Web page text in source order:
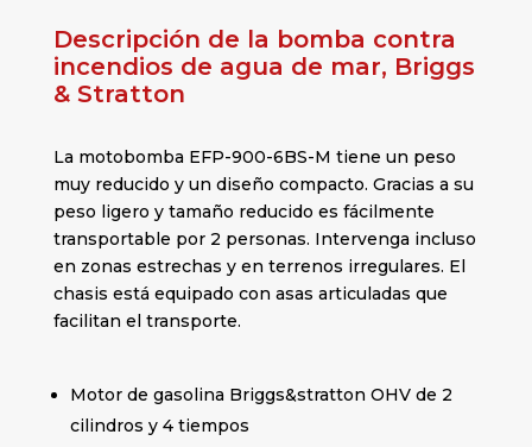
Descripción de la bomba contra
incendios de agua de mar, Briggs
& Stratton
La motobomba EFP-900-6BS-M tiene un peso
muy reducido y un diseño compacto. Gracias a su
peso ligero y tamaño reducido es fácilmente
transportable por 2 personas. Intervenga incluso
en zonas estrechas y en terrenos irregulares. El
chasis está equipado con asas articuladas que
facilitan el transporte.
Motor de gasolina Briggs&stratton OHV de 2
cilindros y 4 tiempos